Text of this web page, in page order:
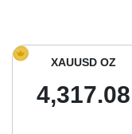
Prix de l’or
XAUUSD OZ
4,317.08